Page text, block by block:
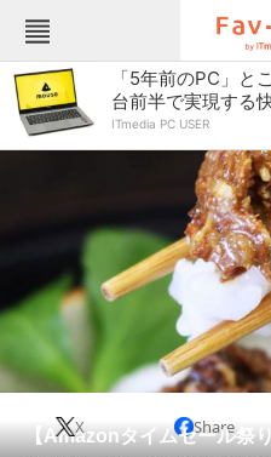
Fav-Logカテゴリー一覧
TOP
インテリア・収納
キッチン用品
コンテンツ・サービス
スポーツ・レジャー
パソコン・タブレット
ペット
「5年前のPC」と
台前半で実現する
ITmedia PC USER
【Amazonタイムセール祭
X Share